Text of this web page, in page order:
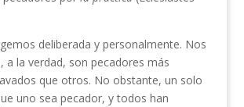
deliberada y personalmente. Nos
a la verdad, son pecadores más
que otros. No obstante, un solo
uno sea pecador, y todos han